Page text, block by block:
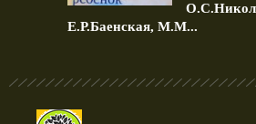
Е.Р.Баенская, М.М...